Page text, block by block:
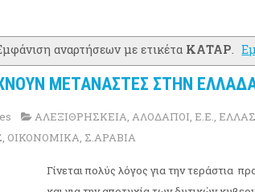
αναρτήσεων με ετικέτα ΚΑΤΑΡ.
ΜΕΤΑΝΑΣΤΕΣ ΣΤΗΝ ΕΛΛΑΔΑ
ΑΛΕΞΙΘΡΗΣΚΕΙΑ ΑΛΟΔΑΠΟΙ Ε.Ε. ΕΛΛΑΣ
ΟΙΚΟΝΟΜΙΚΑ Σ.ΑΡΑΒΙΑ
Γίνεται πολύς λόγος για την τεράστια